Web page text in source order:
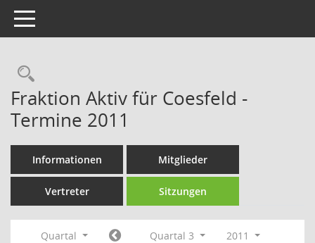
Toggle navigation
Rechercheauswahl
Fraktion Aktiv für Coesfeld -
Termine 2011
Informationen Mitglieder
Vertreter Sitzungen
Quartal Quartal 3
2011